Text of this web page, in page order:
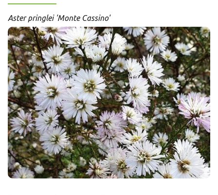
Aster pringlei 'Monte Cassino'